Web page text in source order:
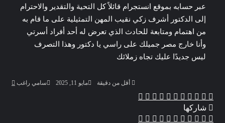
عبر حسابه بموقع انستجرام قائلاً كل التحية والتقدير والاحترام
إلى الدكتور أشرف زكي نقيب المهن التمثيلية على ما قام به
من اهتمام ومتابعة للحادث الذي تعرض له أحد أفراد أسرتي
وأنا خارج مصر جميلك على راسي يا دكتور وهذا التصرف
ليس جديدًا عليك تجاه زملائك
سامي راغب مايو 11, 2025 أقل من دقيقة
فيسبوك ‫X
لينكدإن
بينتيريست‫Pocket
واتساب
تيلقرامڤايبر
شاركها
فيسبوك ‫X
لينكدإن
بينتيريست
Odnoklassniki
‫Pocket
مشاركة